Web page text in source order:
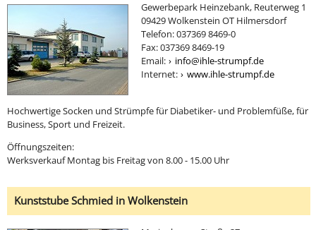
Gewerbepark Heinzebank, Reuterweg 1
09429 Wolkenstein OT Hilmersdorf
Telefon: 037369 8469-0
Fax: 037369 8469-19
Email:
info@ihle-strumpf.de
Internet:
www.ihle-strumpf.de
Hochwertige Socken und Strümpfe für Diabetiker- und Problemfüße, für
Business, Sport und Freizeit.
Öffnungszeiten:
Werksverkauf Montag bis Freitag von 8.00 - 15.00 Uhr
Kunststube Schmied in Wolkenstein